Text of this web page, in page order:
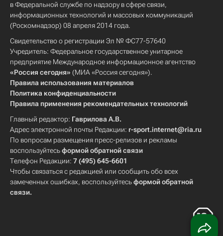
в Федеральной службе по надзору в сфере связи,
информационных технологий и массовых коммуникаций
(Роскомнадзор) 08 апреля 2014 года.
Свидетельство о регистрации Эл № ФС77-57640
Учредитель: Федеральное государственное унитарное
предприятие Международное информационное агентство
«Россия сегодня» (МИА «Россия сегодня»).
Правила использования материалов
Политика конфиденциальности
Правила применения рекомендательных технологий
Главный редактор: Гаврилова А.В.
Адрес электронной почты Редакции: r-sport.internet@ria.ru
По вопросам размещения пресс-релизов и рекламы
воспользуйтесьформой обратной связи
Телефон Редакции: 7 (495) 645-6601
Чтобы связаться с редакцией или сообщить обо всех
замеченных ошибках, воспользуйтесьформой обратной
связи.